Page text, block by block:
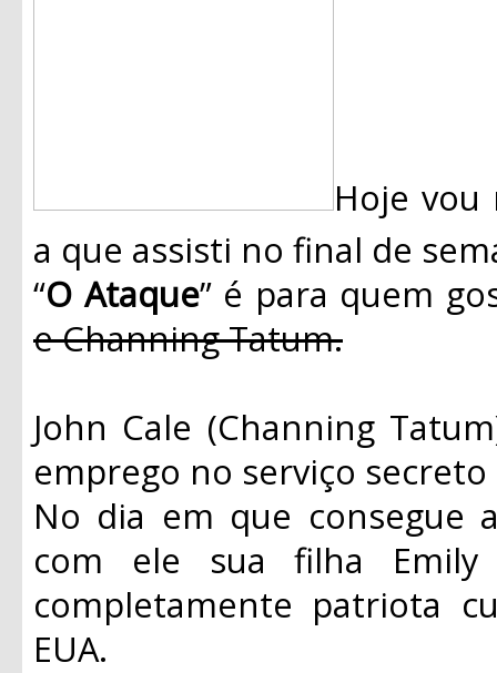
Hoje
a que assisti no final de
“O Ataque” é para quem
e Channing Tatum.
John Cale (Channing
emprego no serviço secreto
No dia em que consegue
com ele sua filha Emily
completamente patriota
EUA.